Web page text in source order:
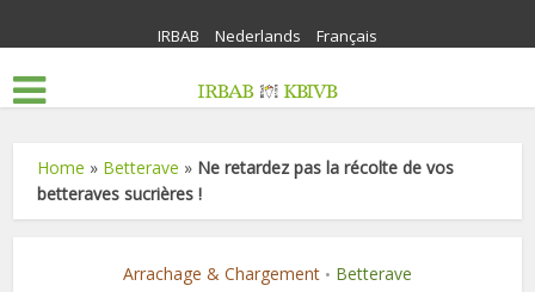
IRBAB Nederlands Français
Home » Betterave » Ne retardez pas la récolte de vos
betteraves sucrières !
Arrachage & Chargement • Betterave